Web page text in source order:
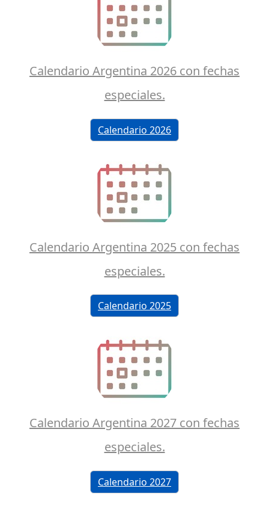
Calendario Argentina 2026 con fechas
especiales.
Calendario 2026
Calendario Argentina 2025 con fechas
especiales.
Calendario 2025
Calendario Argentina 2027 con fechas
especiales.
Calendario 2027